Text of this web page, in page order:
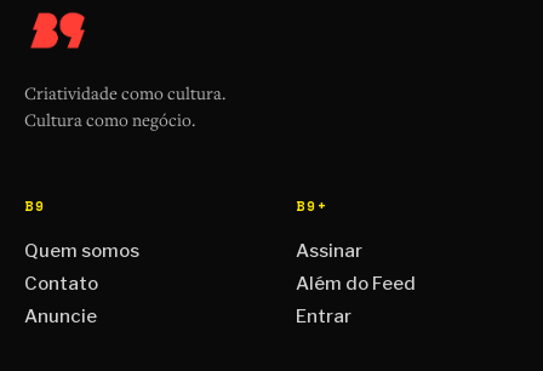
Criatividade como cultura.
Cultura como negócio.
B9
Quem somos
Contato
Anuncie
B9+
Assinar
Além do Feed
Entrar